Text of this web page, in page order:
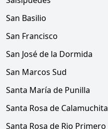
San Basilio
San Francisco
San José de la Dormida
San Marcos Sud
Santa María de Punilla
Santa Rosa de Calamuchita
Santa Rosa de Rio Primero